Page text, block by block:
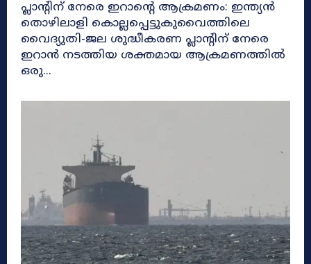
പ്ലാന്റിന് നേരെ ഇറാന്റെ ആക്രമണം: ഇന്ത്യൻ
തൊഴിലാളി കൊല്ലപ്പെട്ടുകുവൈത്തിലെ
വൈദ്യുതി-ജല ശുദ്ധീകരണ പ്ലാന്റിന് നേരെ
ഇറാൻ നടത്തിയ ശക്തമായ ആക്രമണത്തിൽ
ഒരു...